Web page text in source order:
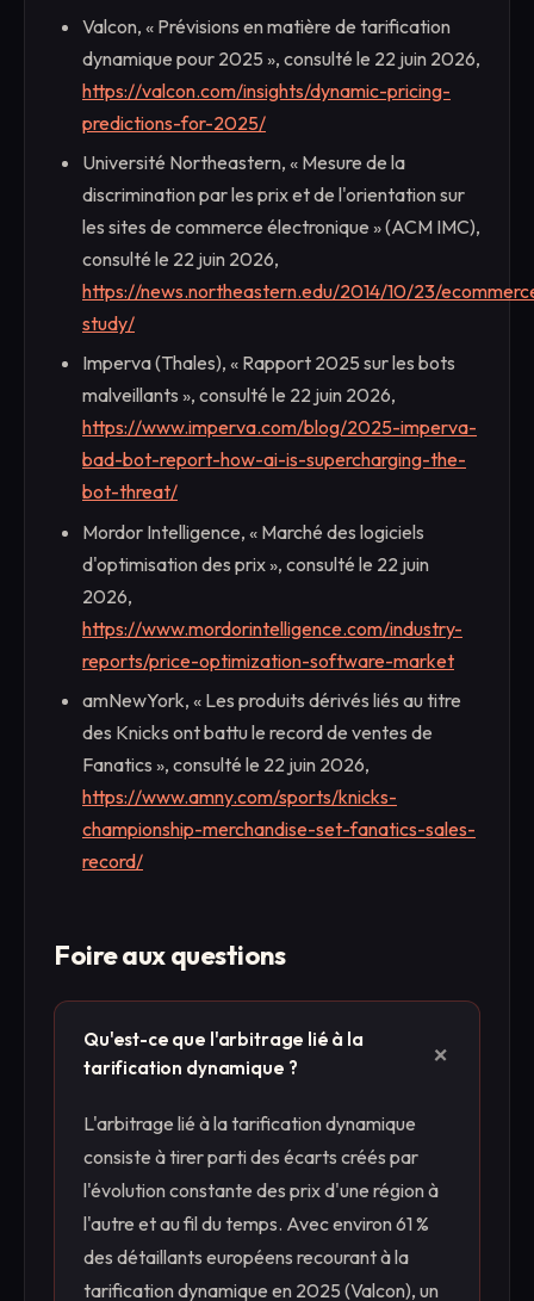
Valcon, « Prévisions en matière de tarification
dynamique pour 2025 », consulté le 22 juin 2026,
https://valcon.com/insights/dynamic-pricing-
predictions-for-2025/
Université Northeastern, « Mesure de la
discrimination par les prix et de l'orientation sur
les sites de commerce électronique » (ACM IMC),
consulté le 22 juin 2026,
https://news.northeastern.edu/2014/10/23/
study/
Imperva (Thales), « Rapport 2025 sur les bots
malveillants », consulté le 22 juin 2026,
https://www.imperva.com/blog/2025-imperva-
bad-bot-report-how-ai-is-supercharging-the-
bot-threat/
Mordor Intelligence, « Marché des logiciels
d'optimisation des prix », consulté le 22 juin
2026,
https://www.mordorintelligence.com/industry-
reports/price-optimization-software-market
amNewYork, « Les produits dérivés liés au titre
des Knicks ont battu le record de ventes de
Fanatics », consulté le 22 juin 2026,
https://www.amny.com/sports/knicks-
championship-merchandise-set-fanatics-sales-
record/
Foire aux questions
Qu'est-ce que l'arbitrage lié à la
tarification dynamique ?
+
L'arbitrage lié à la tarification dynamique
consiste à tirer parti des écarts créés par
l'évolution constante des prix d'une région à
l'autre et au fil du temps. Avec environ 61 %
des détaillants européens recourant à la
tarification dynamique en 2025 (Valcon), un